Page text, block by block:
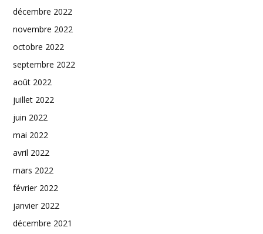
décembre 2022
novembre 2022
octobre 2022
septembre 2022
août 2022
juillet 2022
juin 2022
mai 2022
avril 2022
mars 2022
février 2022
janvier 2022
décembre 2021